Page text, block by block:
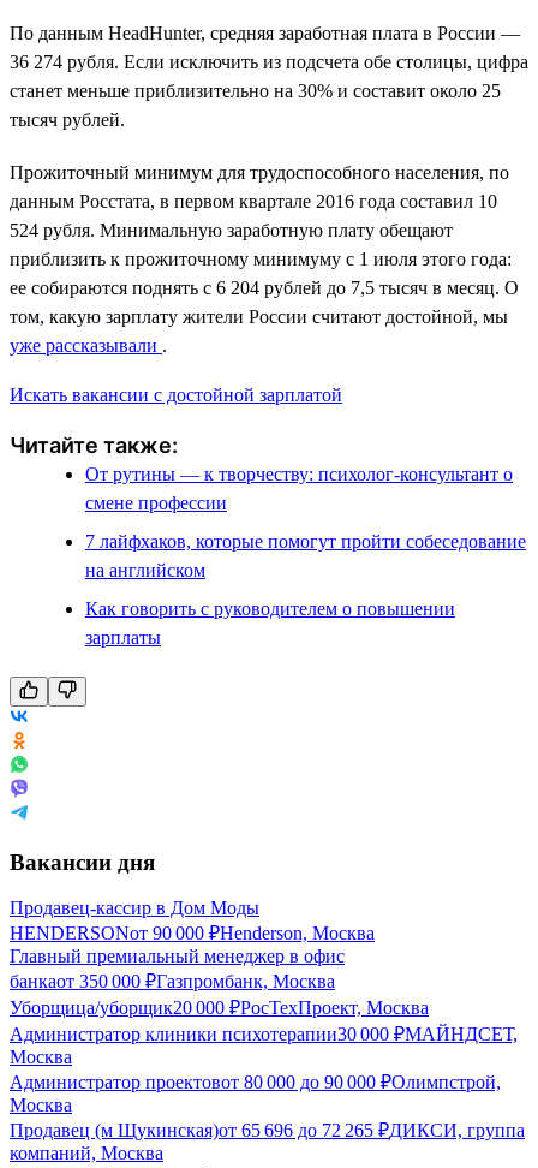
По данным HeadHunter, средняя заработная плата в России —
36 274 рубля. Если исключить из подсчета обе столицы, цифра
станет меньше приблизительно на 30% и составит около 25
тысяч рублей.
Прожиточный минимум для трудоспособного населения, по
данным Росстата, в первом квартале 2016 года составил 10
524 рубля. Минимальную заработную плату обещают
приблизить к прожиточному минимуму с 1 июля этого года:
ее собираются поднять с 6 204 рублей до 7,5 тысяч в месяц. О
том, какую зарплату жители России считают достойной, мы
уже рассказывали .
Искать вакансии с достойной зарплатой
Читайте также:
От рутины — к творчеству: психолог-консультант о
смене профессии
7 лайфхаков, которые помогут пройти собеседование
на английском
Как говорить с руководителем о повышении
зарплаты
Вакансии дня
Продавец-кассир в Дом Моды
HENDERSONот 90 000 ₽Henderson, Москва
Главный премиальный менеджер в офис
банкаот 350 000 ₽Газпромбанк, Москва
Уборщица/уборщик20 000 ₽РосТехПроект, Москва
Администратор клиники психотерапии30 000 ₽МАЙНДСЕТ,
Москва
Администратор проектовот 80 000 до 90 000 ₽Олимпстрой,
Москва
Продавец (м Щукинская)от 65 696 до 72 265 ₽ДИКСИ, группа
компаний, Москва